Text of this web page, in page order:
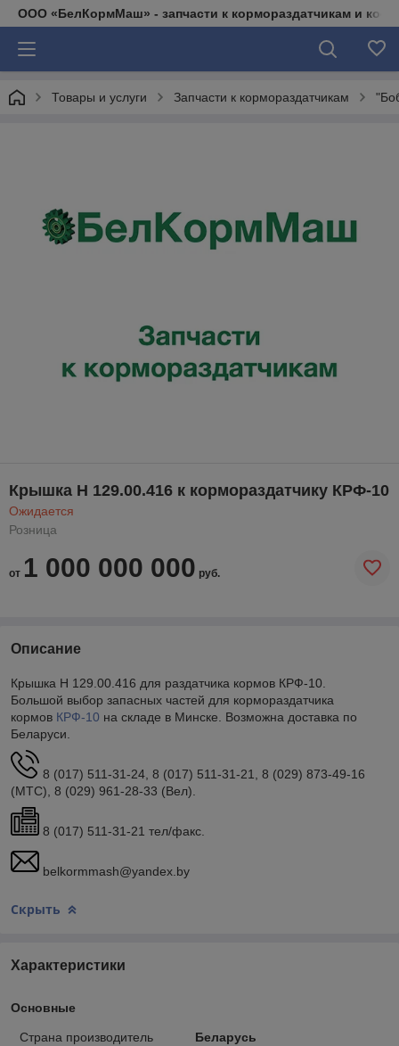
ООО «БелКормМаш» - запчасти к кормораздатчикам и
Товары и услуги Запчасти к кормораздатчикам
Крышка Н 129.00.416 к кормораздатчику КРФ-10
Ожидается
Розница
от 1 000 000 000 руб.
Описание
Крышка Н 129.00.416 для раздатчика кормов КРФ-10.
Большой выбор запасных частей для кормораздатчика
кормов КРФ-10 на складе в Минске. Возможна доставка по
Беларуси.
8 (017) 511-31-24, 8 (017) 511-31-21, 8 (029) 873-49-16
(МТС), 8 (029) 961-28-33 (Вел).
8 (017) 511-31-21 тел/факс.
belkormmash@yandex.by
Скрыть
Характеристики
Основные
Страна производитель
Беларусь